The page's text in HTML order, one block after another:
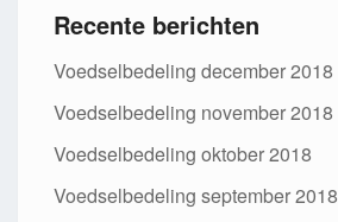
Recente berichten
Voedselbedeling december 2018
Voedselbedeling november 2018
Voedselbedeling oktober 2018
Voedselbedeling september 2018